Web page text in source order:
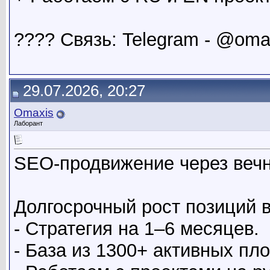
???? Связь: Telegram -
29.07.2026, 20:27
Omaxis
Лаборант
SEO-продвижение через
Долгосрочный рост позиций
- Стратегия на 1–6 месяцев.
- База из 1300+ активных